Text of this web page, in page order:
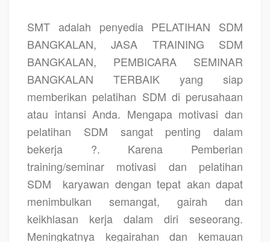
SMT adalah penyedia PELATIHAN SDM
BANGKALAN, JASA TRAINING SDM
BANGKALAN, PEMBICARA SEMINAR
BANGKALAN TERBAIK yang siap
memberikan pelatihan SDM di perusahaan
atau intansi Anda. Mengapa motivasi dan
pelatihan SDM sangat penting dalam
bekerja ?. Karena Pemberian
training/seminar motivasi dan pelatihan
SDM
karyawan dengan tepat akan dapat
menimbulkan semangat, gairah dan
keikhlasan kerja dalam diri seseorang.
Meningkatnya kegairahan dan kemauan